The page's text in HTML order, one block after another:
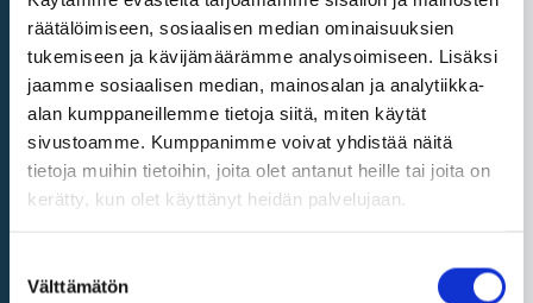
räätälöimiseen, sosiaalisen median ominaisuuksien
tukemiseen ja kävijämäärämme analysoimiseen. Lisäksi
jaamme sosiaalisen median, mainosalan ja analytiikka-
alan kumppaneillemme tietoja siitä, miten käytät
sivustoamme. Kumppanimme voivat yhdistää näitä
tietoja muihin tietoihin, joita olet antanut heille tai joita on
kerätty, kun olet käyttänyt heidän palvelujaan.
valinta
Välttämätön
Tuota tiedot
Muista muut vastuut
Liitteen I aiheet: kansalaiset